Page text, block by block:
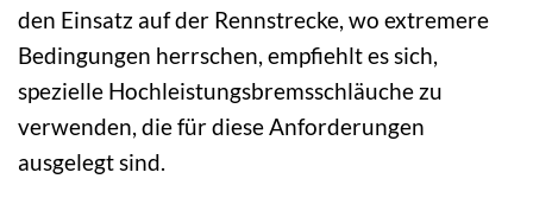
den Einsatz auf der Rennstrecke, wo extremere
Bedingungen herrschen, empfiehlt es sich,
spezielle Hochleistungsbremsschläuche zu
verwenden, die für diese Anforderungen
ausgelegt sind.